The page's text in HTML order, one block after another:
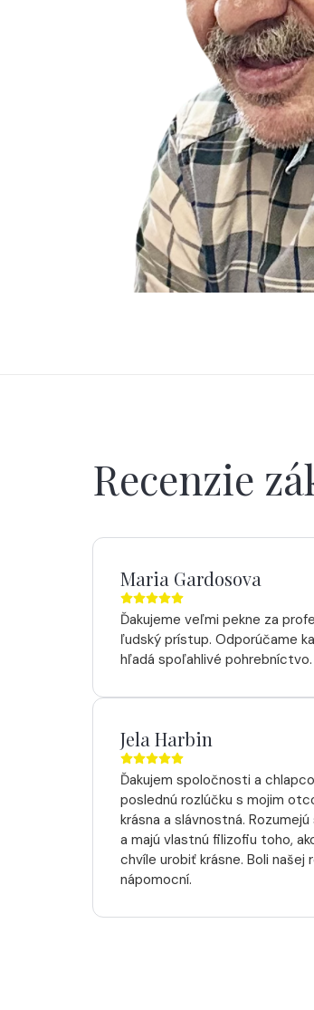
Recenzie
Maria Gardosova
Ďakujeme veľmi pekne za
ľudský prístup. Odporúčame
hľadá spoľahlivé pohrebníctvo.
Jela Harbin
Ďakujem spoločnosti a
poslednú rozlúčku s mojim
krásna a slávnostná.
a majú vlastnú filizofiu toho,
chvíle urobiť krásne. Boli našej
nápomocní.